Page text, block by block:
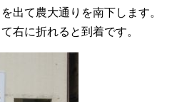
出て農大通りを南下します。
右に折れると到着です。